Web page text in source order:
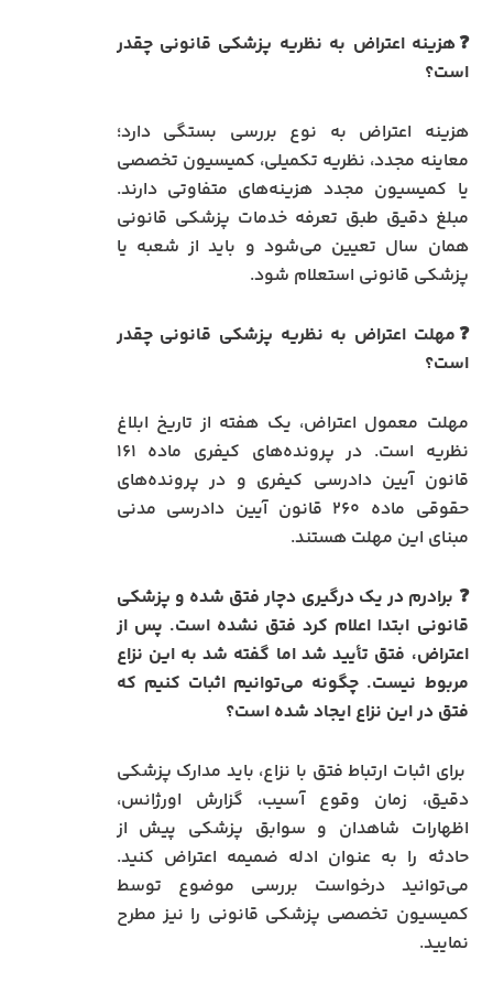
❓هزینه اعتراض به نظریه پزشکی قانونی چقدر
است؟
هزینه اعتراض به نوع بررسی بستگی دارد؛
معاینه مجدد، نظریه تکمیلی، کمیسیون تخصصی
یا کمیسیون مجدد هزینه‌های متفاوتی دارند.
مبلغ دقیق طبق تعرفه خدمات پزشکی قانونی
همان سال تعیین می‌شود و باید از شعبه یا
پزشکی قانونی استعلام شود.
❓مهلت اعتراض به نظریه پزشکی قانونی چقدر
است؟
مهلت معمول اعتراض، یک هفته از تاریخ ابلاغ
نظریه است. در پرونده‌های کیفری ماده ۱۶۱
قانون آیین دادرسی کیفری و در پرونده‌های
حقوقی ماده ۲۶۰ قانون آیین دادرسی مدنی
مبنای این مهلت هستند.
❓ برادرم در یک درگیری دچار فتق شده و پزشکی
قانونی ابتدا اعلام کرد فتق نشده است. پس از
اعتراض، فتق تأیید شد اما گفته شد به این نزاع
مربوط نیست. چگونه می‌توانیم اثبات کنیم که
فتق در این نزاع ایجاد شده است؟
برای اثبات ارتباط فتق با نزاع، باید مدارک پزشکی
دقیق، زمان وقوع آسیب، گزارش اورژانس،
اظهارات شاهدان و سوابق پزشکی پیش از
حادثه را به عنوان ادله ضمیمه اعتراض کنید.
می‌توانید درخواست بررسی موضوع توسط
کمیسیون تخصصی پزشکی قانونی را نیز مطرح
نمایید.